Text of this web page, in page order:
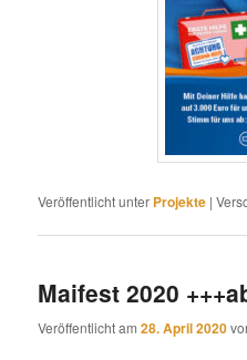
Veröffentlicht unter Projekte |
Maifest 2020
Veröffentlicht am28. April 2020